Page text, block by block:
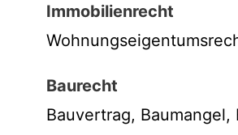
Immobilienrecht
Baurecht
Bauvertrag,